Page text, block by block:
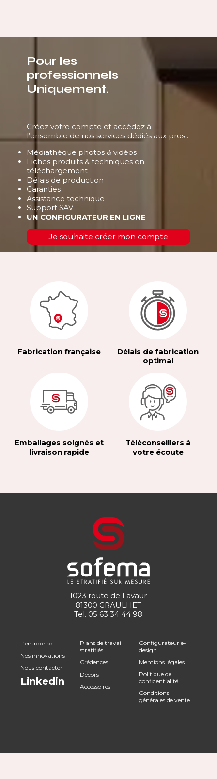
Pour les
professionnels
Uniquement.
Créez votre compte et accédez à
l’ensemble de nos services dédiés aux pros :
Médiathèque photos & vidéos
Fiches produits & techniques en
téléchargement
Délais de production
Garanties
Assistance technique
Support SAV
UN CONFIGURATEUR EN LIGNE
Je souhaite créer mon compte
Fabrication française
Délais de fabrication
optimal
Emballages soignés et
livraison rapide
Téléconseillers à
votre écoute
1023 route de Lavaur
81300 GRAULHET
Tel. 05 63 34 44 98
L’entreprise
Nos innovations
Nous contacter
Linkedin
Plans de travail
stratifiés
Crédences
Décors
Accessoires
Configurateur e-
design
Mentions légales
Politique de
confidentialité
Conditions
générales de vente